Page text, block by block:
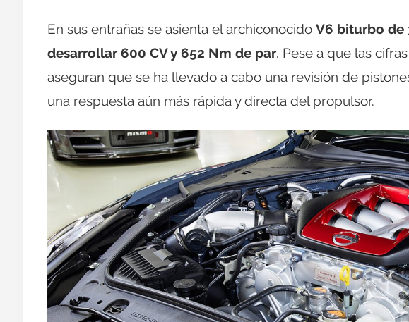
En sus entrañas se asienta el archiconocido V6 biturbo de
desarrollar 600 CV y 652 Nm de par. Pese a que las
aseguran que se ha llevado a cabo una revisión de
una respuesta aún más rápida y directa del propulsor.